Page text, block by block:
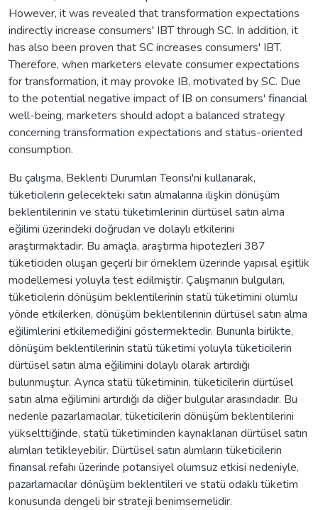
However, it was revealed that transformation expectations
indirectly increase consumers' IBT through SC. In addition, it
has also been proven that SC increases consumers' IBT.
Therefore, when marketers elevate consumer expectations
for transformation, it may provoke IB, motivated by SC. Due
to the potential negative impact of IB on consumers' financial
well-being, marketers should adopt a balanced strategy
concerning transformation expectations and status-oriented
consumption.
Bu çalışma, Beklenti Durumları Teorisi'ni kullanarak,
tüketicilerin gelecekteki satın almalarına ilişkin dönüşüm
beklentilerinin ve statü tüketimlerinin dürtüsel satın alma
eğilimi üzerindeki doğrudan ve dolaylı etkilerini
araştırmaktadır. Bu amaçla, araştırma hipotezleri 387
tüketiciden oluşan geçerli bir örneklem üzerinde yapısal eşitlik
modellemesi yoluyla test edilmiştir. Çalışmanın bulguları,
tüketicilerin dönüşüm beklentilerinin statü tüketimini olumlu
yönde etkilerken, dönüşüm beklentilerinin dürtüsel satın alma
eğilimlerini etkilemediğini göstermektedir. Bununla birlikte,
dönüşüm beklentilerinin statü tüketimi yoluyla tüketicilerin
dürtüsel satın alma eğilimini dolaylı olarak artırdığı
bulunmuştur. Ayrıca statü tüketiminin, tüketicilerin dürtüsel
satın alma eğilimini artırdığı da diğer bulgular arasındadır. Bu
nedenle pazarlamacılar, tüketicilerin dönüşüm beklentilerini
yükselttiğinde, statü tüketiminden kaynaklanan dürtüsel satın
alımları tetikleyebilir. Dürtüsel satın alımların tüketicilerin
finansal refahı üzerinde potansiyel olumsuz etkisi nedeniyle,
pazarlamacılar dönüşüm beklentileri ve statü odaklı tüketim
konusunda dengeli bir strateji benimsemelidir.